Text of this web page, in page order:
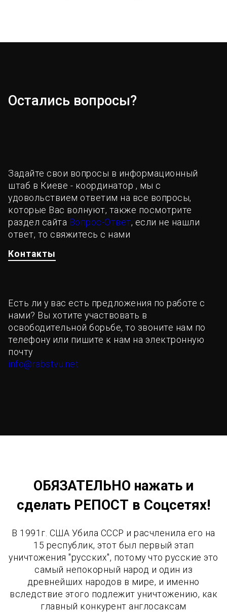
Остались вопросы?
Задайте свои вопросы в информационный
штаб в Киеве - координатор , мы с
удовольствием ответим на все вопросы,
которые Вас волнуют, также посмотрите
раздел сайта Вопрос-Ответ, если не нашли
ответ, то свяжитесь с нами
Контакты
Есть ли у вас есть предложения по работе с
нами? Вы хотите участвовать в
освободительной борьбе, то звоните нам по
телефону или пишите к нам на электронную
почту
info@rabstvu.net
ОБЯЗАТЕЛЬНО нажать и
сделать РЕПОСТ в Соцсетях!
В 1991г. США Убила СССР и расчленила его на
15 республик, этот был первый этап
уничтожения "русских", потому что русские это
самый непокорный народ и один из
древнейших народов в мире, и именно
вследствие этого подлежит уничтожению, как
главный конкурент англосаксам